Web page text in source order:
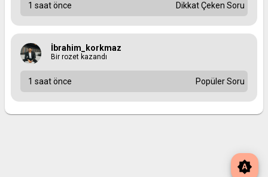
brightness_auto
1 saat önce Dikkat Çeken Soru
İbrahim_korkmaz
Bir rozet kazandı
1 saat önce Popüler Soru